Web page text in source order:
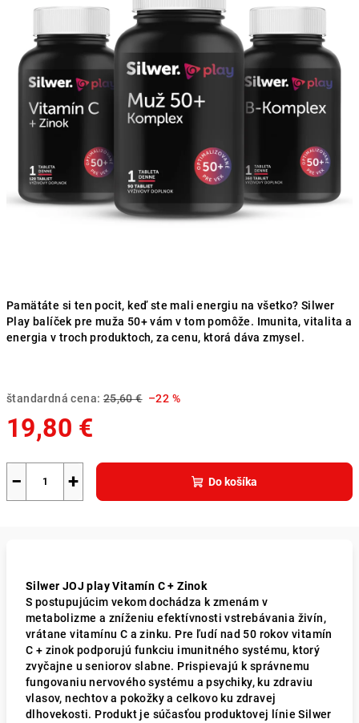
Pamätáte si ten pocit, keď ste mali energiu na všetko? Silwer
Play balíček pre muža 50+ vám v tom pomôže. Imunita, vitalita a
energia v troch produktoch, za cenu, ktorá dáva zmysel.
štandardná cena: 25,60 € –22 %
19,80 €
+
− Do košíka
hviezdičiek.
Silwer JOJ play Vitamín C + Zinok
S postupujúcim vekom dochádza k zmenám v
metabolizme a zníženiu efektívnosti vstrebávania živín,
vrátane vitamínu C a zinku. Pre ľudí nad 50 rokov vitamín
C + zinok podporujú funkciu imunitného systému, ktorý
zvyčajne u seniorov slabne. Prispievajú k správnemu
fungovaniu nervového systému a psychiky, ku zdraviu
vlasov, nechtov a pokožky a celkovo ku zdravej
dlhovekosti. Produkt je súčasťou produktovej línie Silwer